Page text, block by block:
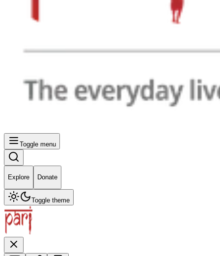
Toggle menu
Explore Donate
Toggle theme